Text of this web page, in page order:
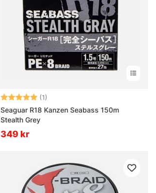
Betyg: (1)
Seaguar R18 Kanzen Seabass 150m
Stealth Grey
349 kr